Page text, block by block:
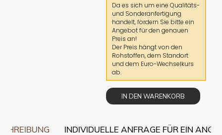
Da es sich um eine Qualitäts-
und Sonderanfertigung
handelt, fordern Sie bitte ein
Angebot für den genauen
Preis an!
Der Preis hängt von den
Rohstoffen, dem Standort
und dem Euro-Wechselkurs
ab.
IN DEN WARENKORB
INDIVIDUELLE ANFRAGE FÜR EIN